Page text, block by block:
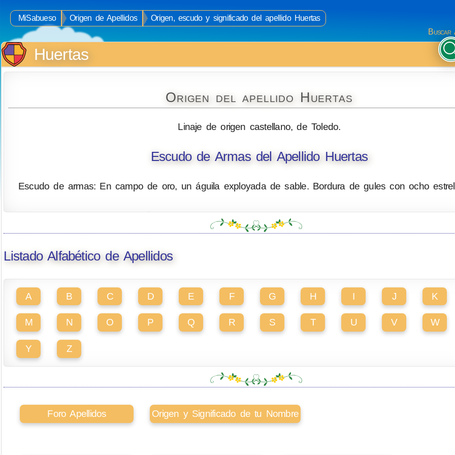
MiSabueso Origen de Apellidos
Origen, escudo y significado del apellido Huertas
Buscar
Huertas
Origen del apellido Huertas
Linaje de origen castellano, de Toledo.
Escudo de Armas del Apellido Huertas
Escudo de armas: En campo de oro, un águila exployada de sable. Bordura de gules con ocho
Listado Alfabético de Apellidos
A B C D E F G H I J K
M N O P Q R S T U V W
Y Z
Foro Apellidos Origen y Significado de tu Nombre